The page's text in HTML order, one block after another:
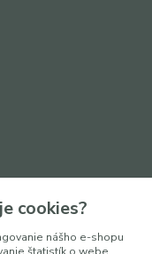
cookies?
nášho e-shopu